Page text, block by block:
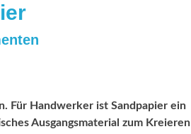
Für Handwerker ist Sandpapier ein
Ausgangsmaterial zum Kreieren